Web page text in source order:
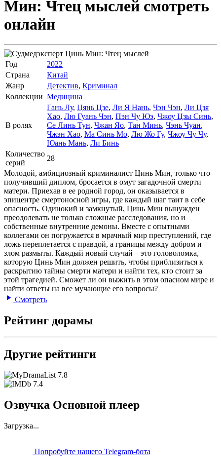
Мин: Чтец мыслей смотреть
онлайн
Год
2022
Страна
Китай
Жанр
Детектив, Криминал
Коллекции Медицина
В ролях
Гань Лу, Цянь Цзе, Ли Я Нань, Чэн Чэн, Ли Цзя
Хао, Лю Гуань Чэн, Пэн Чу Юэ, Чжоу Цзы Синь,
Се Линь Тун, Чжан Яо, Тан Минь, Чэнь Чуан,
Чжэн Хао, Ма Синь Мо, Лю Жо Гу, Чжоу Чу Чу,
Юань Мань, Ли Бинь
Количество
серий
28
Молодой, амбициозный криминалист Цинь Мин, только что
получивший диплом, бросается в омут загадочной смерти
матери. Приехав в ее родной город, он оказывается в
эпицентре смертоносной игры, где каждый шаг таит в себе
опасность. Одинокий и замкнутый, Цинь Мин вынужден
преодолевать не только сложные расследования, но и
собственные внутренние демоны. Вместе с опытными
коллегами он погружается в мрачный мир преступлений, где
ложь переплетается с правдой, а границы между добром и
злом размыты. Каждый новый случай – это головоломка,
которую Цинь Мин должен решить, чтобы приблизиться к
раскрытию тайны смерти матери и найти тех, кто стоит за
этой трагедией. Сможет ли он выжить в этом опасном мире и
найти ответы на все мучающие его вопросы?
Смотреть
Рейтинг дорамы
Другие рейтинги
7.8
7.4
Озвучка Основной плеер
Загрузка...
Попробуйте нашего Telegram-бота